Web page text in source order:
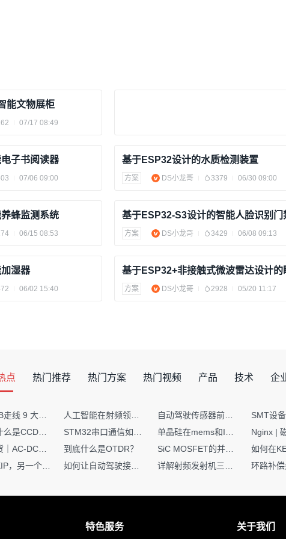
能文物展柜
07/17 08:49
子书阅读器
07/06 09:00
基于ESP32设计的水质检测装置
方案 DS小龙哥 3379 06/30 09:00
蜂监测系统
06/15 08:53
基于ESP32-S3设计的智能人脸识别门
方案 DS小龙哥 3429 06/08 09:13
湿器
06/02 15:40 方案 DS小龙哥 2928 05/20 11:17
点 热门推荐 热门方案 热门视频 产品 技术 企
到底什么是OTDR？
特色服务 关于我们